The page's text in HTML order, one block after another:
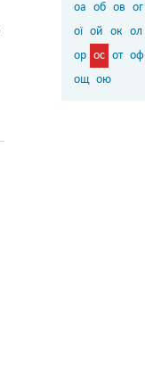
оа об ов ог
ої ой ок ол
ор ос от оф
ощ ою